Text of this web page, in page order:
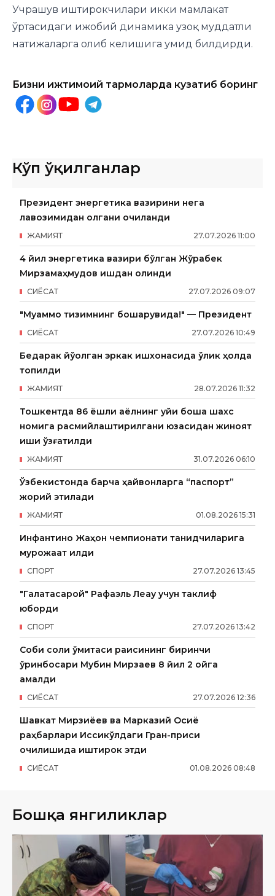
Учрашув иштирокчилари икки мамлакат
ўртасидаги ижобий динамика узоқ муддатли
натижаларга олиб келишига умид билдирди.
Бизни ижтимоий тармоқларда кузатиб боринг
Кўп ўқилганлар
Президент энергетика вазирини нега
лавозимидан олгани очиқланди
27.07.2026 11:00
ЖАМИЯТ
4 йил энергетика вазири бўлган Жўрабек
Мирзамаҳмудов ишдан олинди
27.07.2026 09:07
СИËСАТ
"Муаммо тизимнинг бошқарувида!" — Президент
27.07.2026 10:49
СИËСАТ
Бедарак йўқолган эркак ишхонасида ўлик ҳолда
топилди
28.07.2026 11:32
ЖАМИЯТ
Тошкентда 86 ёшли аёлнинг уйи бошқа шахс
номига расмийлаштирилгани юзасидан жиноят
иши қўзғатилди
31.07.2026 06:10
ЖАМИЯТ
Ўзбекистонда барча ҳайвонларга “паспорт”
жорий этилади
01.08.2026 15:31
ЖАМИЯТ
Инфантино Жаҳон чемпионати танқидчиларига
мурожаат қилди
27.07.2026 13:45
СПОРТ
"Галатасарой" Рафаэль Леау учун таклиф
юборди
27.07.2026 13:42
СПОРТ
Собиқ солиқ қўмитаси раисининг биринчи
ўринбосари Мубин Мирзаев 8 йил 2 ойга
қамалди
27.07.2026 12:36
СИËСАТ
Шавкат Мирзиёев ва Марказий Осиё
раҳбарлари Иссиқкўлдаги Гран-приси
очилишида иштирок этди
01.08.2026 08:48
СИËСАТ
Бошқа янгиликлар